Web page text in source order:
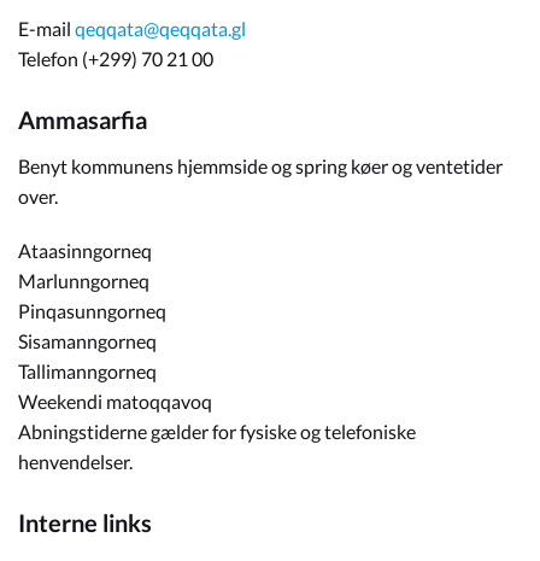
E-mail qeqqata@qeqqata.gl
Telefon (+299) 70 21 00
Ammasarfia
Benyt kommunens hjemmside og spring køer og ventetider
over.
Ataasinngorneq
Marlunngorneq
Pinqasunngorneq
Sisamanngorneq
Tallimanngorneq
Weekendi matoqqavoq
Abningstiderne gælder for fysiske og telefoniske
henvendelser.
Interne links